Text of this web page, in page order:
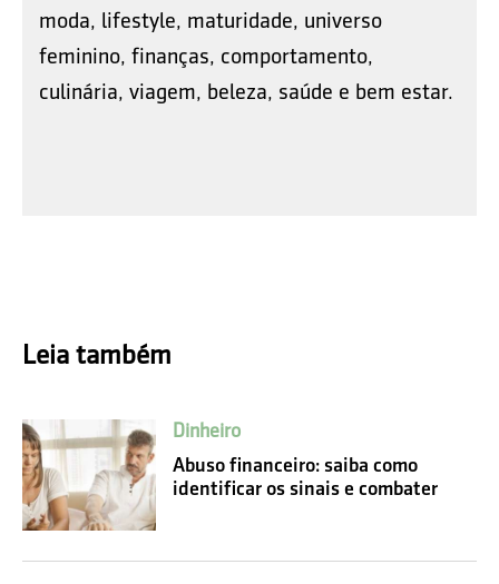
moda, lifestyle, maturidade, universo
feminino, finanças, comportamento,
culinária, viagem, beleza, saúde e bem estar.
Leia também
Dinheiro
Abuso financeiro: saiba como
identificar os sinais e combater